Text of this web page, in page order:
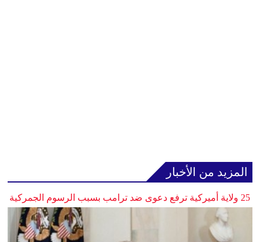
المزيد من الأخبار
25 ولاية أميركية ترفع دعوى ضد ترامب بسبب الرسوم الجمركية